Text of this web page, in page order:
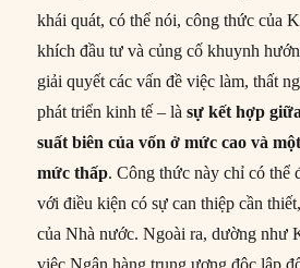
khái quát, có thể nói, công thức của
khích đầu tư và củng cố khuynh
giải quyết các vấn đề việc làm, thất
phát triển kinh tế – làsự kết hợp
suất biên của vốn ở mức cao và
mức thấp. Công thức này chỉ có thể
với điều kiện có sự can thiệp cần
của Nhà nước. Ngoài ra, dường như
việc Ngân hàng trung ương độc lập